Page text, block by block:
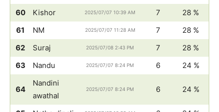
60
Kishor 2025/07/07 10:39 AM 7
28 %
61
NM 2025/07/07 11:28 AM 7
28 %
62
Suraj 2025/07/08 2:43 PM 7
28 %
63
Nandu 2025/07/07 8:24 PM 6 24 %
64
Nandini
awathal
2025/07/07 8:24 PM 6 24 %